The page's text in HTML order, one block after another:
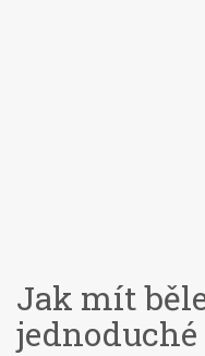
Jak mít